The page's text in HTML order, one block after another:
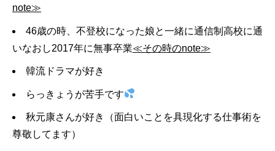
note≫
46歳の時、不登校になった娘と一緒に通信制高校に通
いなおし2017年に無事卒業≪その時のnote≫
韓流ドラマが好き
らっきょうが苦手です
秋元康さんが好き（面白いことを具現化する仕事術を
尊敬してます）